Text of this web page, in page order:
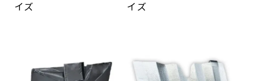
イズ
イズ